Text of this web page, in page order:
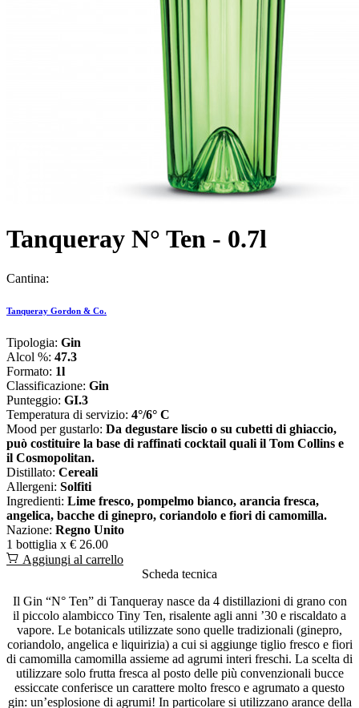
Tanqueray N° Ten - 0.7l
Cantina:
Tanqueray Gordon & Co.
Tipologia: Gin
Alcol %: 47.3
Formato: 1l
Classificazione: Gin
Punteggio: GI.3
Temperatura di servizio: 4°/6° C
Mood per gustarlo: Da degustare liscio o su cubetti di ghiaccio,
può costituire la base di raffinati cocktail quali il Tom Collins e
il Cosmopolitan.
Distillato: Cereali
Allergeni: Solfiti
Ingredienti: Lime fresco, pompelmo bianco, arancia fresca,
angelica, bacche di ginepro, coriandolo e fiori di camomilla.
Nazione: Regno Unito
1 bottiglia x € 26.00
Aggiungi al carrello
Scheda tecnica
Il Gin “N° Ten” di Tanqueray nasce da 4 distillazioni di grano con
il piccolo alambicco Tiny Ten, risalente agli anni ’30 e riscaldato a
vapore. Le botanicals utilizzate sono quelle tradizionali (ginepro,
coriandolo, angelica e liquirizia) a cui si aggiunge tiglio fresco e fiori
di camomilla camomilla assieme ad agrumi interi freschi. La scelta di
utilizzare solo frutta fresca al posto delle più convenzionali bucce
essiccate conferisce un carattere molto fresco e agrumato a questo
gin: un’esplosione di agrumi! In particolare si utilizzano arance della